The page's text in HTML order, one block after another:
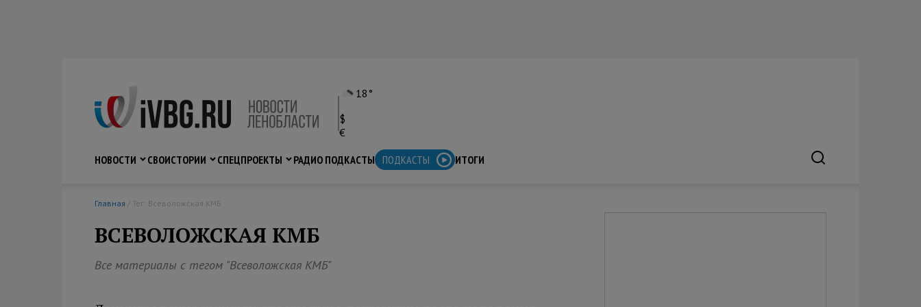
18°
$
€
НОВОСТИ
СВОИСТОРИИ СПЕЦПРОЕКТЫ РАДИО ПОДКАСТЫ ПОДКАСТЫ ИТОГИ
Главная / Тег: Всеволожская КМБ
ВСЕВОЛОЖСКАЯ КМБ
Все материалы с тегом "Всеволожская КМБ"